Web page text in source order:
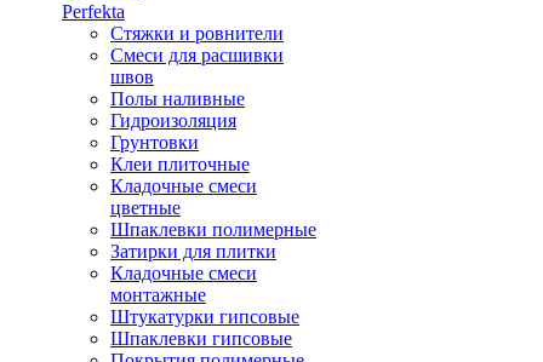
Perfekta
Стяжки и ровнители
Смеси для расшивки
швов
Полы наливные
Гидроизоляция
Грунтовки
Клеи плиточные
Кладочные смеси
цветные
Шпаклевки полимерные
Затирки для плитки
Кладочные смеси
монтажные
Штукатурки гипсовые
Шпаклевки гипсовые